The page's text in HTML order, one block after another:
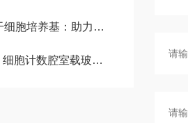
基：助力干细胞研究的关键工具
计数腔室载玻片的步骤